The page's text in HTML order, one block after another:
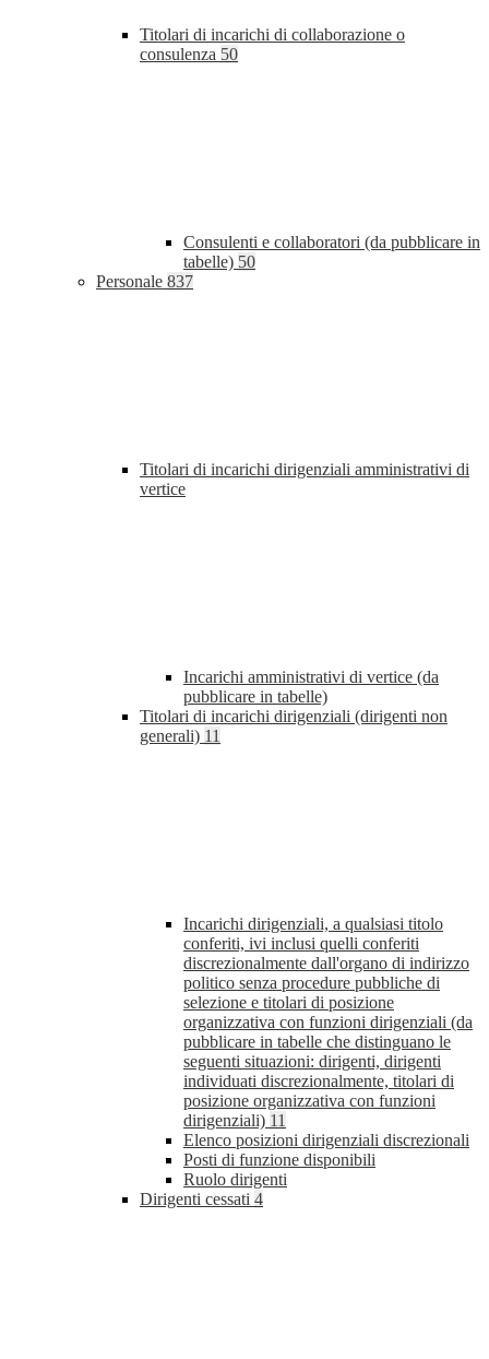
Titolari di incarichi di collaborazione o
consulenza 50
Consulenti e collaboratori (da pubblicare in
tabelle) 50
Personale 837
Titolari di incarichi dirigenziali amministrativi di
vertice
Incarichi amministrativi di vertice (da
pubblicare in tabelle)
Titolari di incarichi dirigenziali (dirigenti non
generali) 11
Incarichi dirigenziali, a qualsiasi titolo
conferiti, ivi inclusi quelli conferiti
discrezionalmente dall'organo di indirizzo
politico senza procedure pubbliche di
selezione e titolari di posizione
organizzativa con funzioni dirigenziali (da
pubblicare in tabelle che distinguano le
seguenti situazioni: dirigenti, dirigenti
individuati discrezionalmente, titolari di
posizione organizzativa con funzioni
dirigenziali) 11
Elenco posizioni dirigenziali discrezionali
Posti di funzione disponibili
Ruolo dirigenti
Dirigenti cessati 4